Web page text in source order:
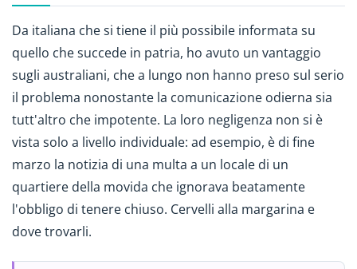
Da italiana che si tiene il più possibile informata su
quello che succede in patria, ho avuto un vantaggio
sugli australiani, che a lungo non hanno preso sul serio
il problema nonostante la comunicazione odierna sia
tutt'altro che impotente. La loro negligenza non si è
vista solo a livello individuale: ad esempio, è di fine
marzo la notizia di una multa a un locale di un
quartiere della movida che ignorava beatamente
l'obbligo di tenere chiuso. Cervelli alla margarina e
dove trovarli.